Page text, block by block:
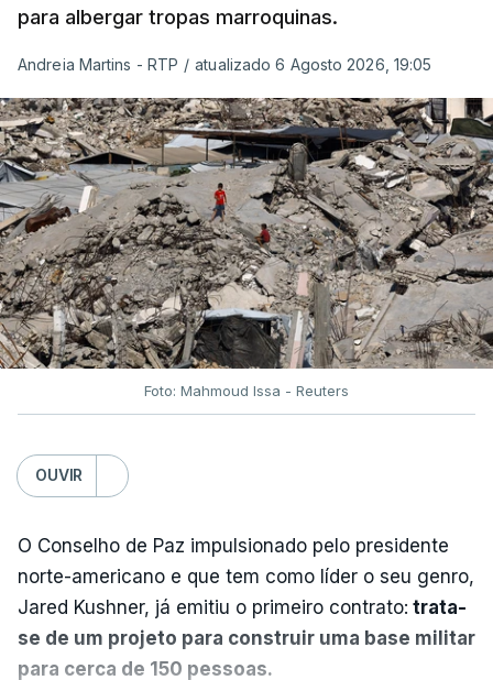
para albergar tropas marroquinas.
Andreia Martins - RTP / atualizado 6 Agosto 2026, 19:05
Foto: Mahmoud Issa - Reuters
OUVIR
O Conselho de Paz impulsionado pelo presidente
norte-americano e que tem como líder o seu genro,
Jared Kushner, já emitiu o primeiro contrato: trata-
se de um projeto para construir uma base militar
para cerca de 150 pessoas.